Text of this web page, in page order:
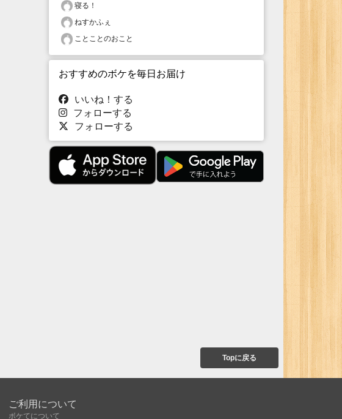
寝る！
ねすかふぇ
ことことのおこと
おすすめのボケを毎日お届け
いいね！する
フォローする
フォローする
Topに戻る
ご利用について
ボケてについて